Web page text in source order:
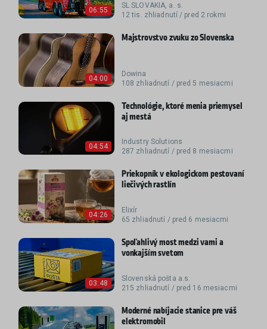
06:55
SL SLOVAKIA, a. s.
12 tis. zhliadnutí / pred 2 rokmi
04:00
Majstrovstvo zvuku zo Slovenska
Dowina
108 zhliadnutí / pred 5 mesiacmi
04:54
Technológie, ktoré menia priemysel
aj mestá
Industry Solutions
287 zhliadnutí / pred 8 mesiacmi
04:26
Priekopník v ekologickom pestovaní
liečivých rastlín
Elixír
65 zhliadnutí / pred 6 mesiacmi
03:48
Spoľahlivý most medzi vami a
vonkajším svetom
Slovenská pošta a.s.
215 zhliadnutí / pred 16 mesiacmi
Moderné nabíjacie stanice pre váš
elektromobil